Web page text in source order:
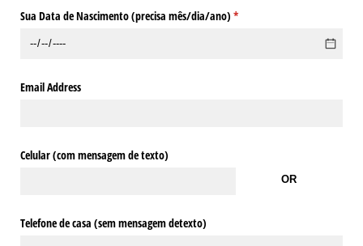
Sua Data de Nascimento (precisa mês/​dia/​ano) *
(obrigatório)
Email Address
Celular (com mensagem de texto)
OR
Telefone de casa (sem mensagem detexto)